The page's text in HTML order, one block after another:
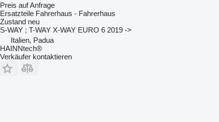
Preis auf Anfrage
Ersatzteile Fahrerhaus - Fahrerhaus
Zustand neu
S-WAY ; T-WAY X-WAY EURO 6 2019 ->
Italien, Padua
HAINNtech®
Verkäufer kontaktieren